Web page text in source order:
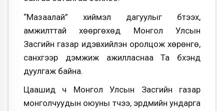
“Мазаалай” хиймэл дагуулыг бүтээх,
амжилттай хөөргөхөд Монгол Улсын
Засгийн газар идэвхийлэн оролцож хөрөнгө,
санхүүгээр дэмжиж ажилласнаа Та бүхэнд
дуулгаж байна.
Цаашид ч Монгол Улсын Засгийн газар
монголчуудын оюуны түүчээ, эрдмийн ундарга